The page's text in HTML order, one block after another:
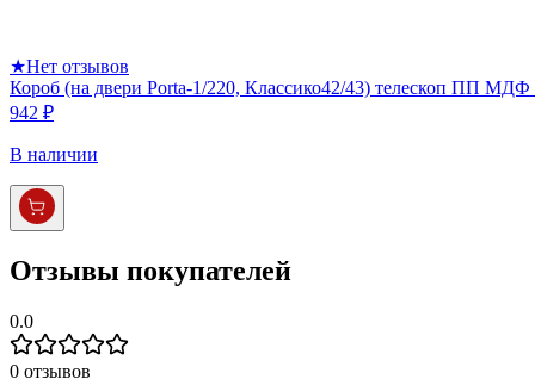
★Нет отзывов
Короб (на двери Porta-1/220, Классико42/43) телескоп ПП
942 ₽
В наличии
Отзывы покупателей
0.0
0 отзывов